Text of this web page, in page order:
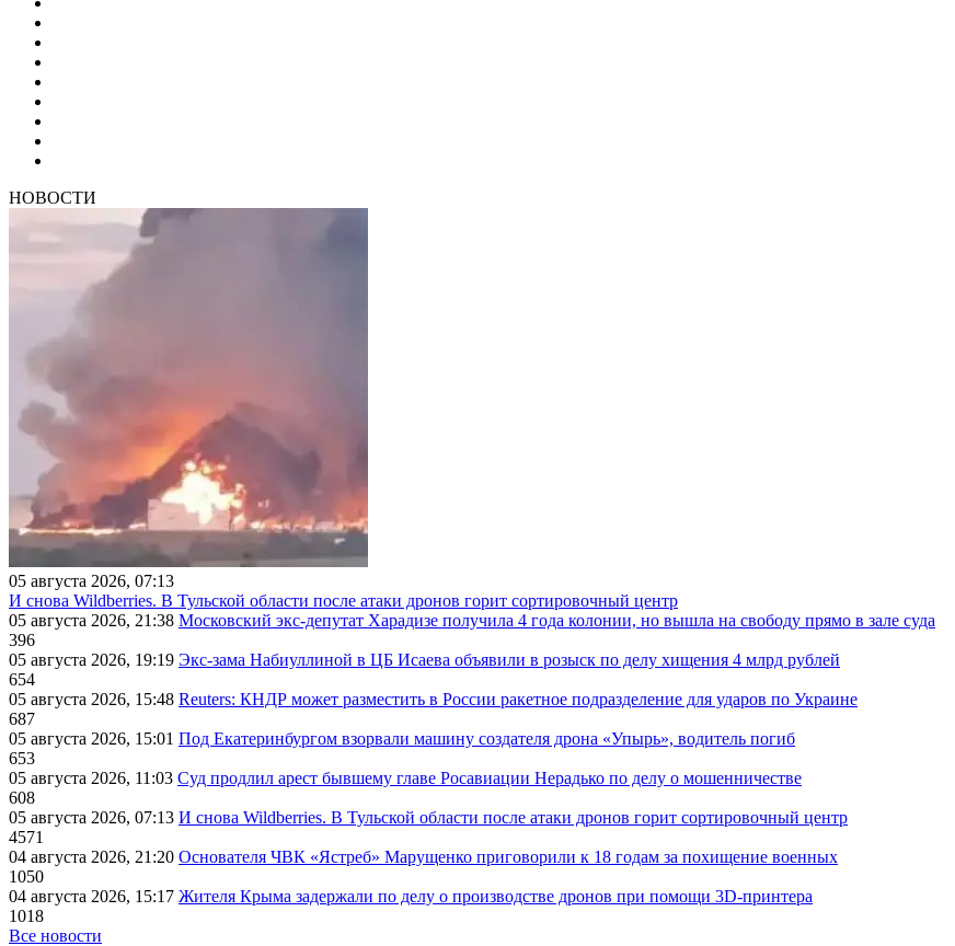
НОВОСТИ
05 августа 2026, 07:13
И снова Wildberries. В Тульской области после атаки дронов горит сортировочный центр
05 августа 2026, 21:38 Московский экс-депутат Харадизе получила 4 года колонии, но вышла на свободу прямо в зале суда
396
05 августа 2026, 19:19 Экс-зама Набиуллиной в ЦБ Исаева объявили в розыск по делу хищения 4 млрд рублей
654
05 августа 2026, 15:48 Reuters: КНДР может разместить в России ракетное подразделение для ударов по Украине
687
05 августа 2026, 15:01 Под Екатеринбургом взорвали машину создателя дрона «Упырь», водитель погиб
653
05 августа 2026, 11:03 Суд продлил арест бывшему главе Росавиации Нерадько по делу о мошенничестве
608
05 августа 2026, 07:13 И снова Wildberries. В Тульской области после атаки дронов горит сортировочный центр
4571
04 августа 2026, 21:20 Основателя ЧВК «Ястреб» Марущенко приговорили к 18 годам за похищение военных
1050
04 августа 2026, 15:17 Жителя Крыма задержали по делу о производстве дронов при помощи 3D‑принтера
1018
Все новости